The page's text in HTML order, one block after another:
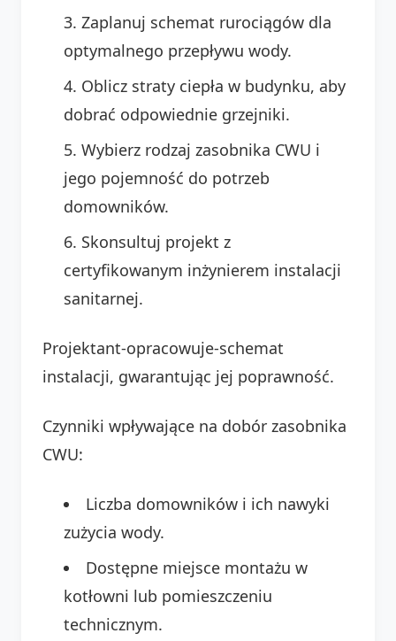
Zaplanuj schemat rurociągów dla
optymalnego przepływu wody.
Oblicz straty ciepła w budynku, aby
dobrać odpowiednie grzejniki.
Wybierz rodzaj zasobnika CWU i
jego pojemność do potrzeb
domowników.
Skonsultuj projekt z
certyfikowanym inżynierem instalacji
sanitarnej.
Projektant-opracowuje-schemat
instalacji, gwarantując jej poprawność.
Czynniki wpływające na dobór zasobnika
CWU:
Liczba domowników i ich nawyki
zużycia wody.
Dostępne miejsce montażu w
kotłowni lub pomieszczeniu
technicznym.